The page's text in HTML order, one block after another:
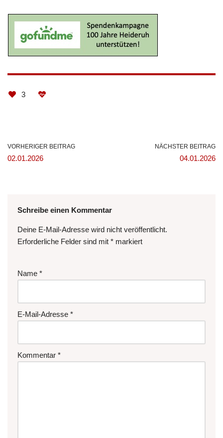
3
VORHERIGER BEITRAG
02.01.2026
NÄCHSTER BEITRAG
04.01.2026
Schreibe einen Kommentar
Deine E-Mail-Adresse wird nicht veröffentlicht.
Erforderliche Felder sind mit * markiert
Name *
E-Mail-Adresse *
Kommentar *